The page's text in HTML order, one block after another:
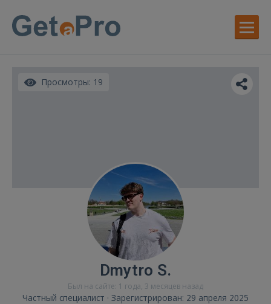
Просмотры: 19
Dmytro S.
Был на сайте: 1 года, 3 месяцев назад
Частный специалист · Зарегистрирован: 29 апреля 2025